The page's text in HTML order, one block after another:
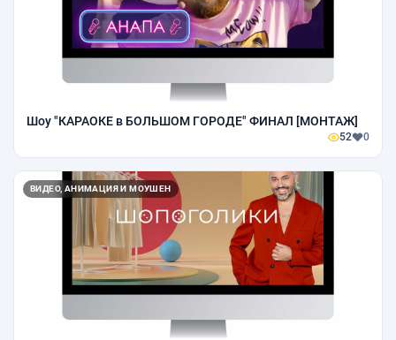
Шоу "КАРАОКЕ в БОЛЬШОМ ГОРОДЕ" ФИНАЛ [МОНТАЖ]
52 0
ВИДЕО, АНИМАЦИЯ И МОУШЕН